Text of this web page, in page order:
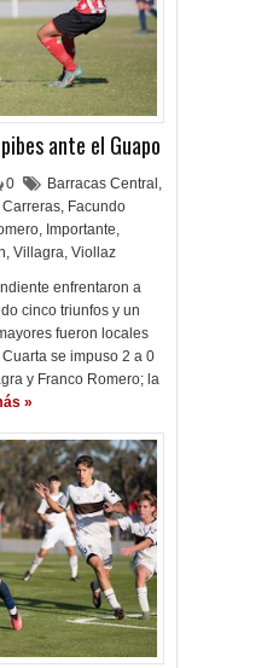
ante el Guapo
0 Barracas Central ,
Carreras, Facundo
, Importante,
, Villagra, Viollaz
enfrentaron a
cinco triunfos y un
fueron locales
se impuso 2 a 0
y Franco Romero; la
»